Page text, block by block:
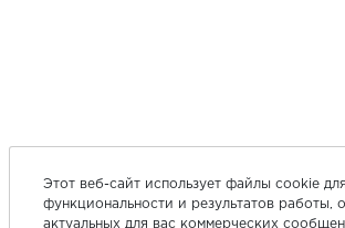
Этот веб-сайт использует файлы cookie
функциональности и результатов работы,
актуальных для вас коммерческих